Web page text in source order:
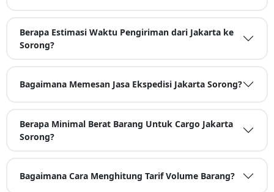
Berapa Estimasi Waktu Pengiriman dari Jakarta ke
Sorong?
Bagaimana Memesan Jasa Ekspedisi Jakarta Sorong?
Berapa Minimal Berat Barang Untuk Cargo Jakarta
Sorong?
Bagaimana Cara Menghitung Tarif Volume Barang?